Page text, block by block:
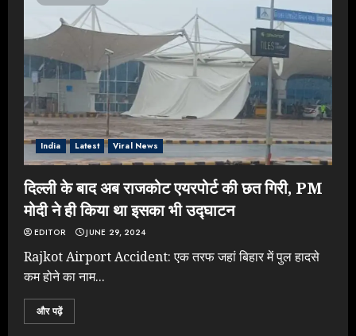
India Latest Viral News
दिल्ली के बाद अब राजकोट एयरपोर्ट की छत गिरी, PM
मोदी ने ही किया था इसका भी उद्घाटन
EDITOR JUNE 29, 2024
Rajkot Airport Accident: एक तरफ जहां बिहार में पुल हादसे
कम होने का नाम...
और पढ़ें